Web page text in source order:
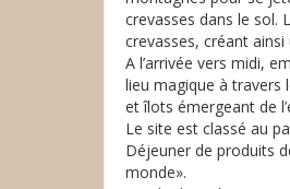
crevasses dans le sol.
crevasses, créant ainsi
A l’arrivée vers midi,
lieu magique à travers
et îlots émergeant de
Le site est classé au
Déjeuner de produits
monde».